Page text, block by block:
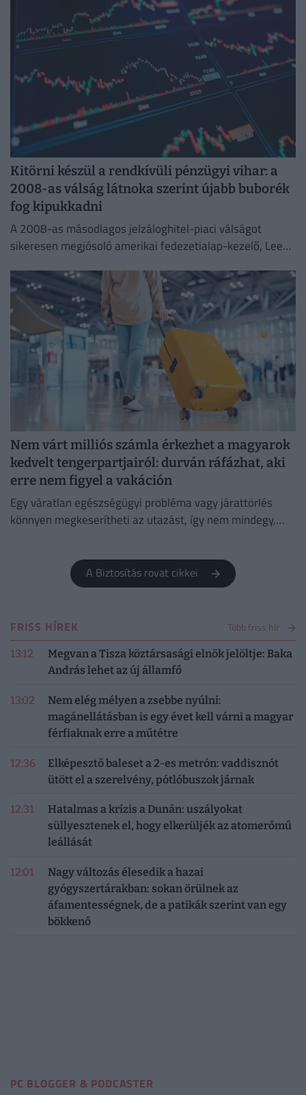
Kitörni készül a rendkívüli pénzügyi vihar: a
2008-as válság látnoka szerint újabb buborék
fog kipukkadni
A 2008-as másodlagos jelzáloghitel-piaci válságot
sikeresen megjósoló amerikai fedezetialap-kezelő, Lee
összeomlására spekulál.
Nem várt milliós számla érkezhet a magyarok
kedvelt tengerpartjairól: durván ráfázhat, aki
erre nem figyel a vakáción
Egy váratlan egészségügyi probléma vagy járattörlés
könnyen megkeserítheti az utazást, így nem mindegy,
A Biztosítás rovat cikkei
FRISS HÍREK Több friss hír
13:12
Megvan a Tisza köztársasági elnök jelöltje: Baka
András lehet az új államfő
13:02
Nem elég mélyen a zsebbe nyúlni:
magánellátásban is egy évet kell várni a magyar
férfiaknak erre a műtétre
12:36
Elképesztő baleset a 2-es metrón: vaddisznót
ütött el a szerelvény, pótlóbuszok járnak
12:31
Hatalmas a krízis a Dunán: uszályokat
süllyesztenek el, hogy elkerüljék az atomerőmű
leállását
12:01
Nagy változás élesedik a hazai
gyógyszertárakban: sokan örülnek az
áfamentességnek, de a patikák szerint van egy
bökkenő
PC BLOGGER & PODCASTER